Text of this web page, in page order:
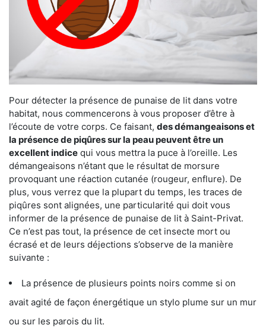
Pour détecter la présence de punaise de lit dans votre
habitat, nous commencerons à vous proposer d’être à
l’écoute de votre corps. Ce faisant, des démangeaisons et
la présence de piqûres sur la peau peuvent être un
excellent indice qui vous mettra la puce à l’oreille. Les
démangeaisons n’étant que le résultat de morsure
provoquant une réaction cutanée (rougeur, enflure). De
plus, vous verrez que la plupart du temps, les traces de
piqûres sont alignées, une particularité qui doit vous
informer de la présence de punaise de lit à Saint-Privat.
Ce n’est pas tout, la présence de cet insecte mort ou
écrasé et de leurs déjections s’observe de la manière
suivante :
La présence de plusieurs points noirs comme si on
avait agité de façon énergétique un stylo plume sur un mur
ou sur les parois du lit.